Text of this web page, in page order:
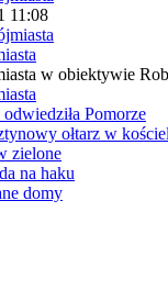
11:08
w obiektywie
Pomorze
ołtarz w
zielone
na haku
domy